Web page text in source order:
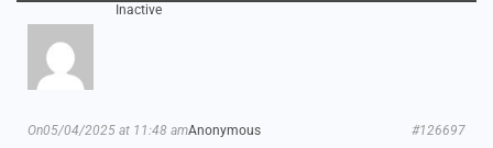
Inactive
Anonymous
On05/04/2025 at 11:48 am #126697